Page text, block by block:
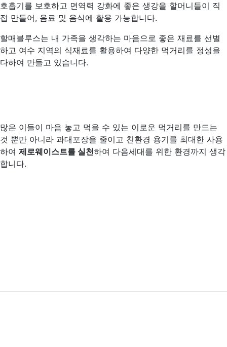
호흡기를 보호하고 면역력 강화에 좋은 생강을 할머니들이 직
접 만들어, 음료 및 음식에 활용 가능합니다.
할매블루스는 내 가족을 생각하는 마음으로 좋은 재료를 선별
하고 여수 지역의 식재료를 활용하여 다양한 먹거리를 정성을
다하여 만들고 있습니다.
많은 이들이 마음 놓고 먹을 수 있는 이로운 먹거리를 만드는
것 뿐만 아니라 과대포장을 줄이고 친환경 용기를 최대한 사용
하여 제로웨이스트를 실천하여 다음세대를 위한 환경까지 생각
합니다.